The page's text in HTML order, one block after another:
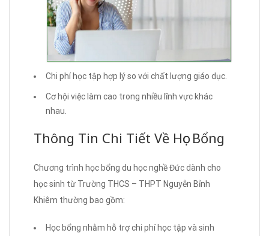
Chi phí học tập hợp lý so với chất lượng giáo dục.
Cơ hội việc làm cao trong nhiều lĩnh vực khác
nhau.
Thông Tin Chi Tiết Về Học Bổng
Chương trình học bổng du học nghề Đức dành cho
học sinh từ Trường THCS – THPT Nguyễn Bỉnh
Khiêm thường bao gồm:
Học bổng nhằm hỗ trợ chi phí học tập và sinh